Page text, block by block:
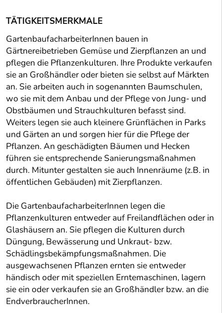
TÄTIGKEITSMERKMALE
GartenbaufacharbeiterInnen bauen in
Gärtnereibetrieben Gemüse und Zierpflanzen an und
pflegen die Pflanzenkulturen. Ihre Produkte verkaufen
sie an Großhändler oder bieten sie selbst auf Märkten
an. Sie arbeiten auch in sogenannten Baumschulen,
wo sie mit dem Anbau und der Pflege von Jung- und
Obstbäumen und Strauchkulturen befasst sind.
Weiters legen sie auch kleinere Grünflächen in Parks
und Gärten an und sorgen hier für die Pflege der
Pflanzen. An geschädigten Bäumen und Hecken
führen sie entsprechende Sanierungsmaßnahmen
durch. Mitunter gestalten sie auch Innenräume (z.B. in
öffentlichen Gebäuden) mit Zierpflanzen.
Die GartenbaufacharbeiterInnen legen die
Pflanzenkulturen entweder auf Freilandflächen oder in
Glashäusern an. Sie pflegen die Kulturen durch
Düngung, Bewässerung und Unkraut- bzw.
Schädlingsbekämpfungsmaßnahmen. Die
ausgewachsenen Pflanzen ernten sie entweder
händisch oder mit speziellen Erntemaschinen, lagern
sie ein oder verkaufen sie an Großhändler bzw. an die
EndverbraucherInnen.